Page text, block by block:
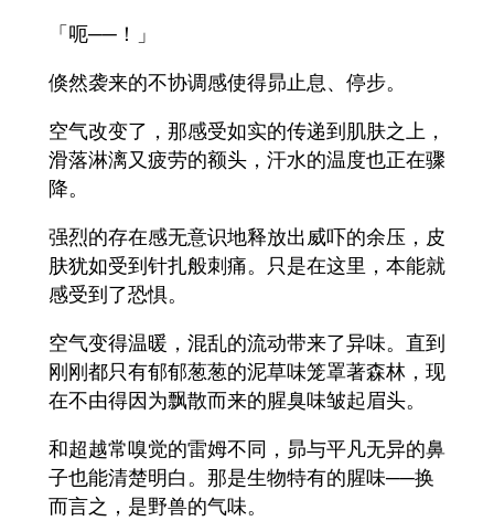
「呃──！」
倏然袭来的不协调感使得昴止息、停步。
空气改变了，那感受如实的传递到肌肤之上，
滑落淋漓又疲劳的额头，汗水的温度也正在骤
降。
强烈的存在感无意识地释放出威吓的余压，皮
肤犹如受到针扎般刺痛。只是在这里，本能就
感受到了恐惧。
空气变得温暖，混乱的流动带来了异味。直到
刚刚都只有郁郁葱葱的泥草味笼罩著森林，现
在不由得因为飘散而来的腥臭味皱起眉头。
和超越常嗅觉的雷姆不同，昴与平凡无异的鼻
子也能清楚明白。那是生物特有的腥味──换
而言之，是野兽的气味。